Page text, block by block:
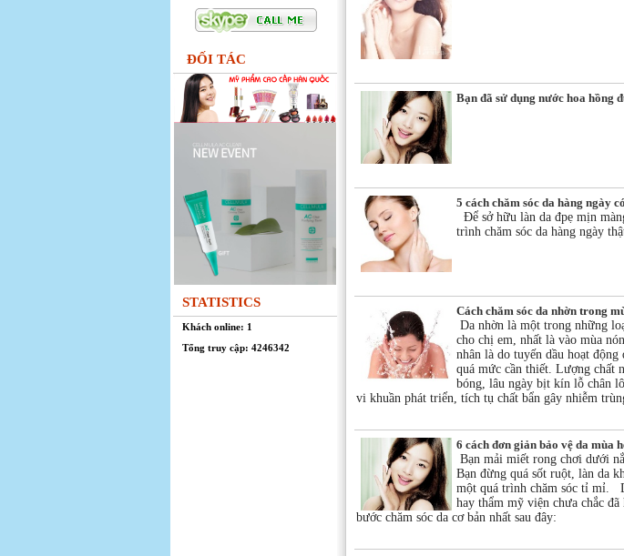
ĐỐI TÁC
STATISTICS
Khách online: 1
Tổng truy cập: 4246342
Bạn đã sử dụng nước hoa hồng
5 cách chăm sóc da hàng ngày
Để sở hữu làn da đpẹ mịn
trình chăm sóc da hàng ngày
Cách chăm sóc da nhờn trong
Da nhờn là một trong những
cho chị em, nhất là vào mùa
nhân là do tuyến dầu hoạt
quá mức cần thiết. Lượng chất
bóng, lâu ngày bịt kín lỗ chân
vi khuần phát triển, tích tụ chất bẩn gây nhiễm
6 cách đơn giản bảo vệ da mùa
Bạn mải miết rong chơi dưới
Bạn đừng quá sốt ruột, làn da
một quá trình chăm sóc tỉ mỉ.
hay thẩm mỹ viện chưa chắc
bước chăm sóc da cơ bản nhất sau đây: